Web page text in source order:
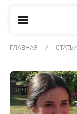
ГЛАВНАЯ СТАТЬИ